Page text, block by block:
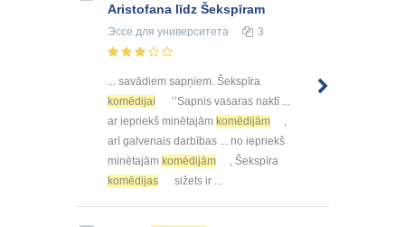
Aristofana līdz Šekspīram
Эссе для университета 3
... savādiem sapņiem. Šekspīra
komēdijai
‘’Sapnis vasaras naktī ...
ar iepriekš minētajām komēdijām
arī galvenais darbības ... no iepriekš
minētajām komēdijām
, Šekspīra
komēdijas
sižets ir ...